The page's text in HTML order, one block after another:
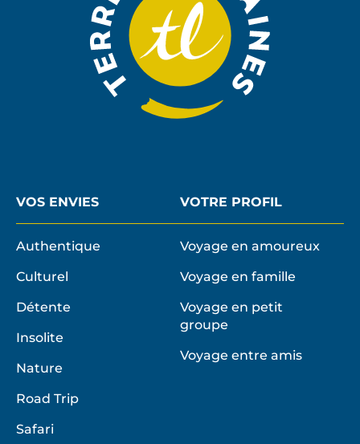
VOS ENVIES
Authentique
Culturel
Détente
Insolite
Nature
Road Trip
Safari
VOTRE PROFIL
Voyage en amoureux
Voyage en famille
Voyage en petit
groupe
Voyage entre amis